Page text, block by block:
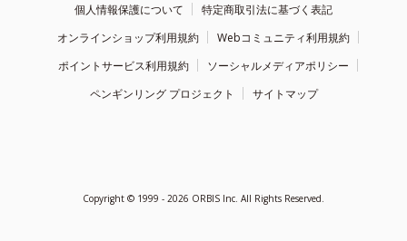
個人情報保護について
特定商取引法に基づく表記
オンラインショップ利用規約
Webコミュニティ利用規約
ポイントサービス利用規約
ソーシャルメディアポリシー
ペンギンリング プロジェクト
サイトマップ
Copyright © 1999 - 2026 ORBIS Inc. All Rights Reserved.